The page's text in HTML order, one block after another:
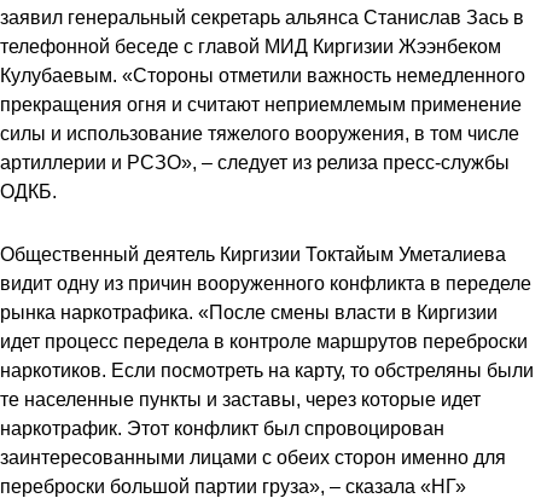
заявил генеральный секретарь альянса Станислав Зась в
телефонной беседе с главой МИД Киргизии Жээнбеком
Кулубаевым. «Стороны отметили важность немедленного
прекращения огня и считают неприемлемым применение
силы и использование тяжелого вооружения, в том числе
артиллерии и РСЗО», – следует из релиза пресс-службы
ОДКБ.
Общественный деятель Киргизии Токтайым Уметалиева
видит одну из причин вооруженного конфликта в переделе
рынка наркотрафика. «После смены власти в Киргизии
идет процесс передела в контроле маршрутов переброски
наркотиков. Если посмотреть на карту, то обстреляны были
те населенные пункты и заставы, через которые идет
наркотрафик. Этот конфликт был спровоцирован
заинтересованными лицами с обеих сторон именно для
переброски большой партии груза», – сказала «НГ»